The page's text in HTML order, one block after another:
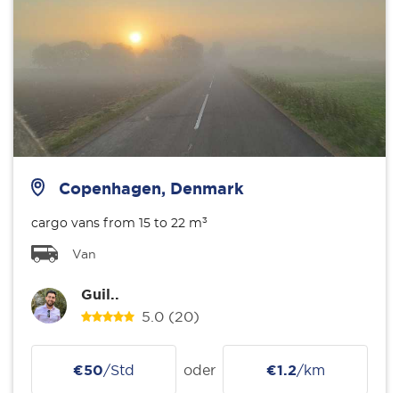
Copenhagen, Denmark
cargo vans from 15 to 22 m³
Van
Guil..
5.0 (20)
€50/Std oder €1.2/km